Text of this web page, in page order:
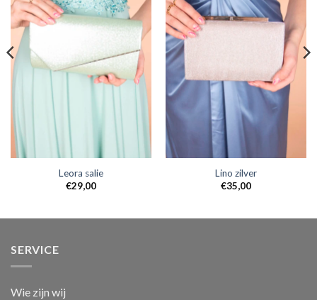
Leora salie
€29,00
Lino zilver
€35,00
SERVICE
Wie zijn wij